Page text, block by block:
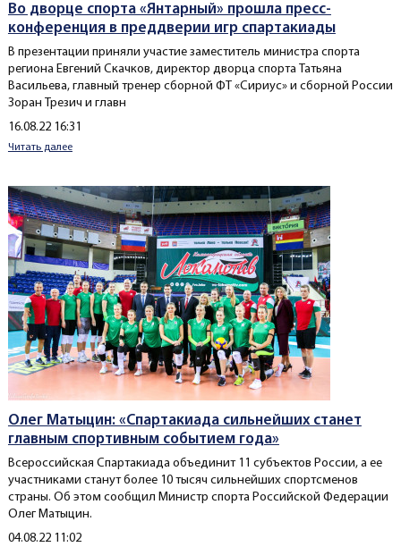
Во дворце спорта «Янтарный» прошла пресс-
конференция в преддверии игр спартакиады
В презентации приняли участие заместитель министра спорта
региона Евгений Скачков, директор дворца спорта Татьяна
Васильева, главный тренер сборной ФТ «Сириус» и сборной России
Зоран Трезич и главн
Создано
16.08.22 16:31
Читать далее
Олег Матыцин: «Спартакиада сильнейших станет
главным спортивным событием года»
Всероссийская Спартакиада объединит 11 субъектов России, а ее
участниками станут более 10 тысяч сильнейших спортсменов
страны. Об этом сообщил Министр спорта Российской Федерации
Олег Матыцин.
Создано
04.08.22 11:02